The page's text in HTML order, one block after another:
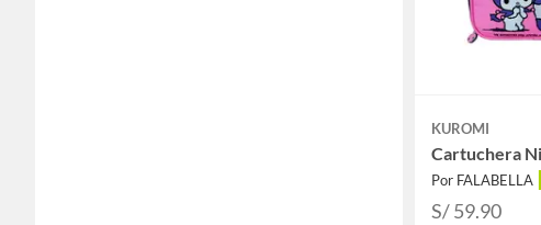
KUROMI
Cartuchera
Por FALABELLA
S/ 59.90